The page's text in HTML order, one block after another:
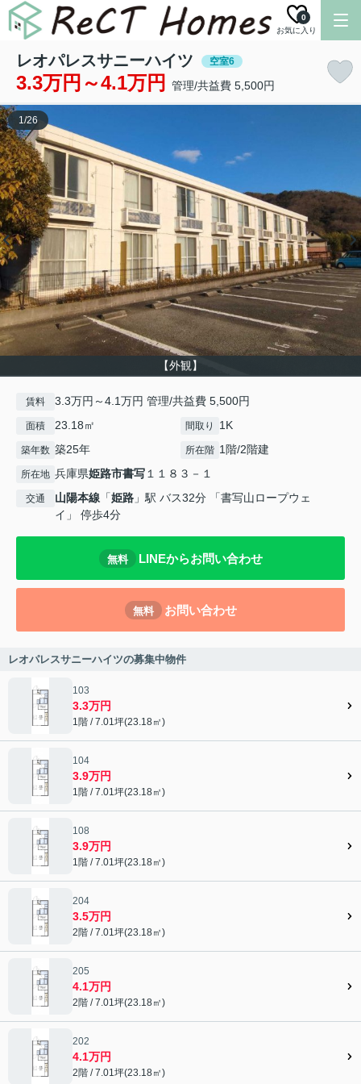
お気に入り
0
レオパレスサニーハイツ 空室6
3.3万円～4.1万円 管理/共益費 5,500円
【外観】
1/26
賃料 3.3万円～4.1万円 管理/共益費 5,500円
面積 23.18㎡ 間取り 1K
築年数 築25年 所在階 1階/2階建
所在地 兵庫県姫路市書写１１８３－１
交通 山陽本線 「姫路 」駅 バス32分 「書写山ロープウェ
イ」 停歩4分
無料 LINEからお問い合わせ
無料 お問い合わせ
レオパレスサニーハイツの募集中物件
103
3.3万円
1階 / 7.01坪(23.18㎡)
104
3.9万円
1階 / 7.01坪(23.18㎡)
108
3.9万円
1階 / 7.01坪(23.18㎡)
204
3.5万円
2階 / 7.01坪(23.18㎡)
205
4.1万円
2階 / 7.01坪(23.18㎡)
202
4.1万円
2階 / 7.01坪(23.18㎡)